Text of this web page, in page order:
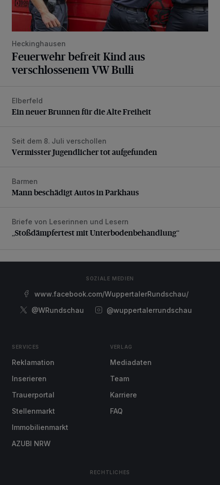
Heckinghausen
Feuerwehr befreit Kind aus
verschlossenem VW Bulli
Ein neuer Brunnen für die Alte Freiheit
Elberfeld
Ein neuer Brunnen für die Alte Freiheit
Vermisster Jugendlicher tot aufgefunden
Seit dem 8. Juli verschollen
Vermisster Jugendlicher tot aufgefunden
Mann beschädigt Autos in Parkhaus
Barmen
Mann beschädigt Autos in Parkhaus
„Stoßdämpfertest mit Unterbodenbehandlung“
Briefe von Leserinnen und Lesern
„Stoßdämpfertest mit Unterbodenbehandlung“
SOZIALE MEDIEN
www.facebook.com/WuppertalerRundschau/
@WRundschau
@wuppertalerrundschau
SERVICES
Reklamation
Inserieren
Trauerportal
Stellenmarkt
Immobilienmarkt
AZUBI NRW
VERLAG
Mediadaten
Team
Karriere
FAQ
RECHTLICHES